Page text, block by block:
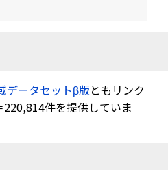
データセットβ版ともリンク
件を提供していま